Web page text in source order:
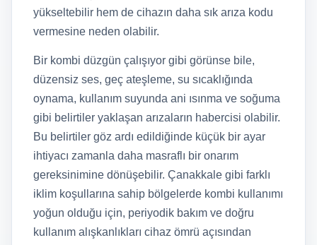
yükseltebilir hem de cihazın daha sık arıza kodu
vermesine neden olabilir.
Bir kombi düzgün çalışıyor gibi görünse bile,
düzensiz ses, geç ateşleme, su sıcaklığında
oynama, kullanım suyunda ani ısınma ve soğuma
gibi belirtiler yaklaşan arızaların habercisi olabilir.
Bu belirtiler göz ardı edildiğinde küçük bir ayar
ihtiyacı zamanla daha masraflı bir onarım
gereksinimine dönüşebilir. Çanakkale gibi farklı
iklim koşullarına sahip bölgelerde kombi kullanımı
yoğun olduğu için, periyodik bakım ve doğru
kullanım alışkanlıkları cihaz ömrü açısından